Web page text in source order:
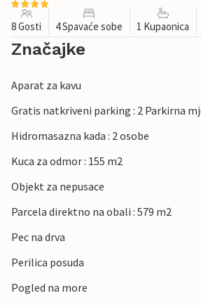
8 Gosti 4 Spavaće sobe 1 Kupaonica
Značajke
Aparat za kavu
Gratis natkriveni parking : 2 Parkirna
Hidromasazna kada : 2 osobe
Kuca za odmor : 155 m2
Objekt za nepusace
Parcela direktno na obali : 579 m2
Pec na drva
Perilica posuda
Pogled na more